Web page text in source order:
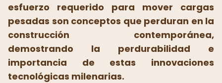
esfuerzo requerido para mover cargas
pesadas son conceptos que perduran en la
construcción contemporánea,
demostrando la perdurabilidad e
importancia de estas innovaciones
tecnológicas milenarias.